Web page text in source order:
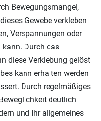
Bewegungsmangel,
Gewebe verkleben
Verspannungen oder
Durch das
diese Verklebung gelöst
kann erhalten werden
Durch regelmäßiges
deutlich
und Ihr allgemeines